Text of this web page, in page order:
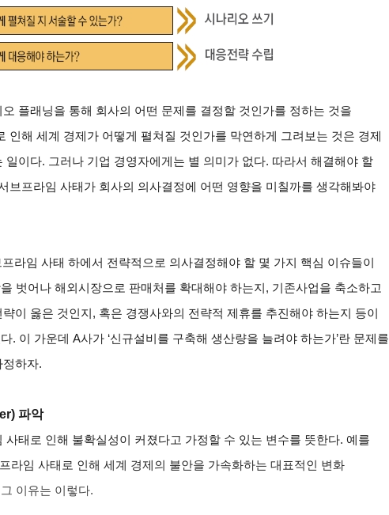
플래닝을 통해 회사의 어떤 문제를 결정할 것인가를 정하는 것을
인해 세계 경제가 어떻게 펼쳐질 것인가를 막연하게 그려보는 것은 경제
일이다. 그러나 기업 경영자에게는 별 의미가 없다. 따라서 해결해야 할
브프라임 사태가 회사의 의사결정에 어떤 영향을 미칠까를 생각해봐야
라임 사태 하에서 전략적으로 의사결정해야 할 몇 가지 핵심 이슈들이
벗어나 해외시장으로 판매처를 확대해야 하는지, 기존사업을 축소하고
이 옳은 것인지, 혹은 경쟁사와의 전략적 제휴를 추진해야 하는지 등이
. 이 가운데 A사가 ‘신규설비를 구축해 생산량을 늘려야 하는가’란 문제를
하자.
파악
사태로 인해 불확실성이 커졌다고 가정할 수 있는 변수를 뜻한다. 예를
프라임 사태로 인해 세계 경제의 불안을 가속화하는 대표적인 변화
이유는 이렇다.